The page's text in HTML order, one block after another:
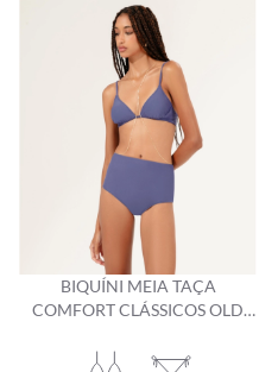
BIQUÍNI MEIA TAÇA
COMFORT CLÁSSICOS OLD